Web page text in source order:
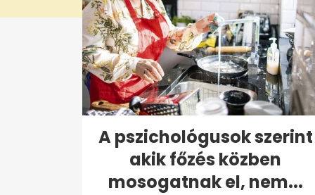
A pszichológusok szerint
akik főzés közben
mosogatnak el, nem...